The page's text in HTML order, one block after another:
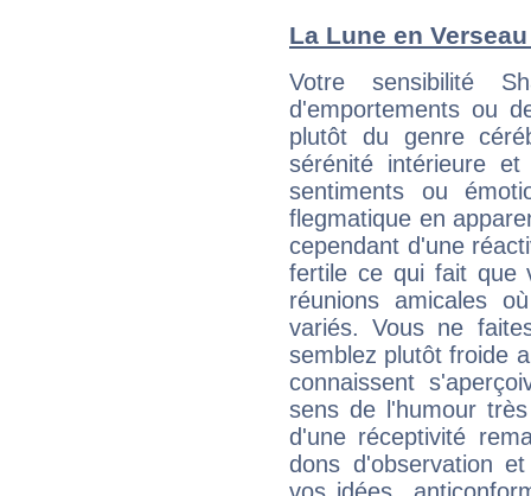
La Lune en
Votre sensibilité
d'emportements ou
plutôt du genre
sérénité intérieure
sentiments ou
flegmatique en
cependant d'une
fertile ce qui fait que
réunions amicales
variés. Vous ne
semblez plutôt froide
connaissent
sens de l'humour
d'une réceptivité
dons d'observation